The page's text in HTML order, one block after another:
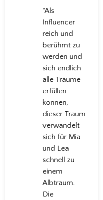
"Als
Influencer
reich und
berühmt zu
werden und
sich endlich
alle Träume
erfüllen
können,
dieser Traum
verwandelt
sich für Mia
und Lea
schnell zu
einem
Albtraum.
Die